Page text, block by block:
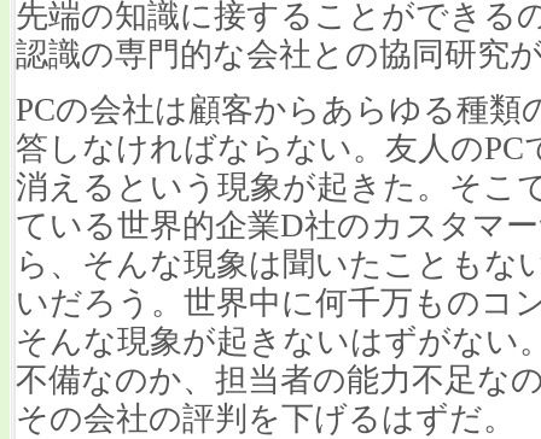
先端の知識に接することができる
認識の専門的な会社との協同研究
PCの会社は顧客からあらゆる種類
答しなければならない。友人の
消えるという現象が起きた。そこ
ている世界的企業D社のカスタマ
ら、そんな現象は聞いたこともな
いだろう。世界中に何千万ものコ
そんな現象が起きないはずがない
不備なのか、担当者の能力不足な
その会社の評判を下げるはずだ。